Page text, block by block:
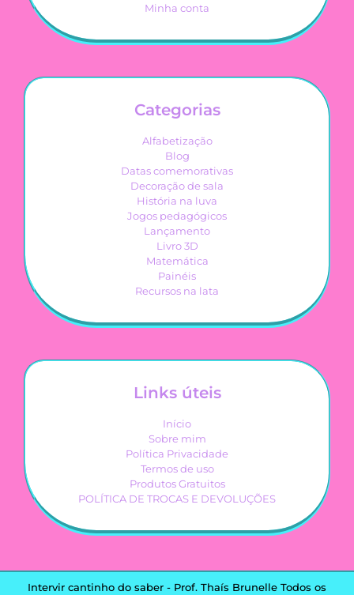
Minha conta
Categorias
Alfabetização
Blog
Datas comemorativas
Decoração de sala
História na luva
Jogos pedagógicos
Lançamento
Livro 3D
Matemática
Painéis
Recursos na lata
Links úteis
Início
Sobre mim
Política Privacidade
Termos de uso
Produtos Gratuitos
POLÍTICA DE TROCAS E DEVOLUÇÕES
Intervir cantinho do saber - Prof. Thaís Brunelle Todos os